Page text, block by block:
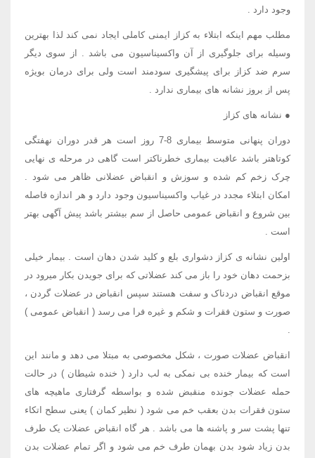
وجود دارد .
مطلب مهم اینکه ابتلاء به کزاز ایمنی کاملی ایجاد نمی کند لذا بهترین
وسیله برای جلوگیری از آن واکسیناسیون می باشد . از سوی دیگر
سرم ضد کزاز برای پیشگیری سودمند است ولی برای درمان بویژه
پس از بروز نشانه های بیماری ندارد .
● نشانه های کزاز
دوران پنهانی متوسط بیماری 8-7 روز است هر قدر دوران نهفتگی
کوتاهتر باشد عاقبت بیماری خطرناکتر است گاهی در مرحله ی نهایی
چرک زخم کم شده و سوزش و انقباض عضلانی ظاهر می شود .
امکان ابتلاء مجدد در غیاب واکسیناسیون وجود دارد و هر اندازه فاصله
بین شروع و انقباض عمومی حاصل از سم بیشتر باشد پیش آگهی بهتر
است .
اولین نشانه ی کزاز دشواری بلع و کلید شدن دهان است . بیمار خیلی
بزحمت دهان خود را باز می کند عضلاتی که برای جویدن بکار میرود در
موقع انقباض دردناک و سفت هستند سپس انقباض در عضلات گردن ،
صورت و ستون فقرات و شکم و غیره فرا می رسد ( انقباض عمومی )
انقباض عضلات صورت ، شکل مخصوصی به مبتلا می دهد و مانند این
است که بیمار خنده بی نمکی به لب دارد ( خنده شیطان ) در حالت
حمله عضلات جونده منقبض شده و بواسطه گرفتاری ماهیچه های
ستون فقرات بدن بعقب خم می شود ( نظیر کمان ) یعنی سطح اتکاء
تنها پشت سر و پاشنه ها می باشد . هر گاه انقباض عضلات یک طرف
بدن زیاد شود بدن بهمان طرف خم می شود و اگر تمام عضلات بدن